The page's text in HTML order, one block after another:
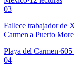
03
Fallece trabajador de
Carmen a Puerto
Playa del Carmen·605
04